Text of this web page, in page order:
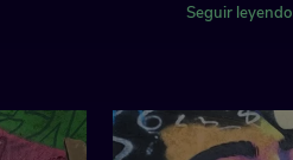
Seguir leyendo